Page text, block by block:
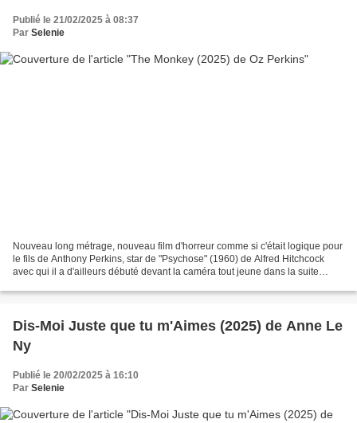
Publié le 21/02/2025 à 08:37
Par Selenie
Nouveau long métrage, nouveau film d'horreur comme si c'était logique pour
le fils de Anthony Perkins, star de "Psychose" (1960) de Alfred Hitchcock
avec qui il a d'ailleurs débuté devant la caméra tout jeune dans la suite
Dis-Moi Juste que tu m'Aimes (2025) de Anne Le
Ny
Publié le 20/02/2025 à 16:10
Par Selenie